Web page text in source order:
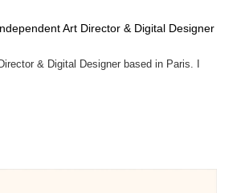
Art Director & Digital Designer
& Digital Designer based in Paris. I